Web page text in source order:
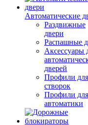
Автоматические
Раздвижные
двери
Распашные
Аксессуары
дверей
Профили для
створок
Профили для
автоматики